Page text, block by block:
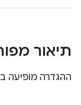
תיאור
ההגדרה מופיעה